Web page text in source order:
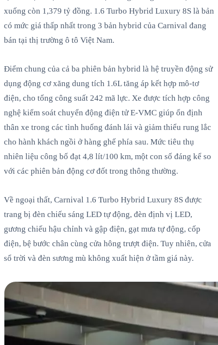
xuống còn 1,379 tỷ đồng. 1.6 Turbo Hybrid Luxury 8S là bản
có mức giá thấp nhất trong 3 bản hybrid của Carnival đang
bán tại thị trường ô tô Việt Nam.
Điểm chung của cả ba phiên bản hybrid là hệ truyền động sử
dụng động cơ xăng dung tích 1.6L tăng áp kết hợp mô-tơ
điện, cho tổng công suất 242 mã lực. Xe được tích hợp công
nghệ kiểm soát chuyển động điện tử E-VMC giúp ổn định
thân xe trong các tình huống đánh lái và giảm thiểu rung lắc
cho hành khách ngồi ở hàng ghế phía sau. Mức tiêu thụ
nhiên liệu công bố đạt 4,8 lít/100 km, một con số đáng kể so
với các phiên bản động cơ đốt trong thông thường.
Về ngoại thất, Carnival 1.6 Turbo Hybrid Luxury 8S được
trang bị đèn chiếu sáng LED tự động, đèn định vị LED,
gương chiếu hậu chỉnh và gập điện, gạt mưa tự động, cốp
điện, bệ bước chân cùng cửa hông trượt điện. Tuy nhiên, cửa
sổ trời và đèn sương mù không xuất hiện ở tầm giá này.